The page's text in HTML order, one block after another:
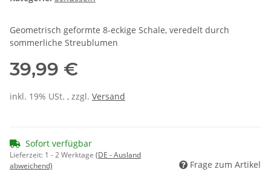
Geometrisch geformte 8-eckige Schale, veredelt durch
sommerliche Streublumen
39,99 €
inkl. 19% USt. , zzgl. Versand
Sofort verfügbar
Lieferzeit: 1 - 2 Werktage (DE - Ausland
abweichend)
Frage zum Artikel